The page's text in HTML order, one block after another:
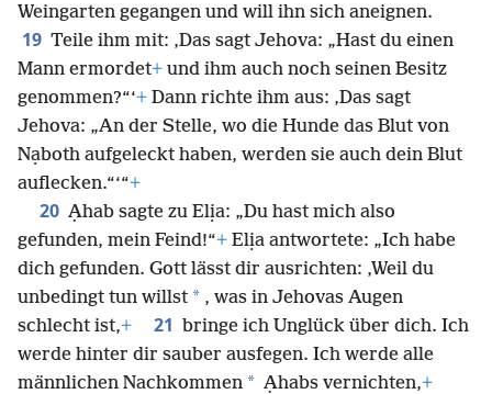
Weingarten gegangen und will ihn sich aneignen.
19 Teile ihm mit: ‚Das sagt Jehova: „Hast du einen
Mann ermordet+ und ihm auch noch seinen Besitz
genommen?“‘+ Dann richte ihm aus: ‚Das sagt
Jehova: „An der Stelle, wo die Hunde das Blut von
Nạboth aufgeleckt haben, werden sie auch dein Blut
auflecken.“‘“+
20 Ạhab sagte zu Elịa: „Du hast mich also
gefunden, mein Feind!“+ Elịa antwortete: „Ich habe
dich gefunden. Gott lässt dir ausrichten: ‚Weil du
unbedingt tun willst * , was in Jehovas Augen
schlecht ist,+ 21 bringe ich Unglück über dich. Ich
werde hinter dir sauber ausfegen. Ich werde alle
männlichen Nachkommen * Ạhabs vernichten,+